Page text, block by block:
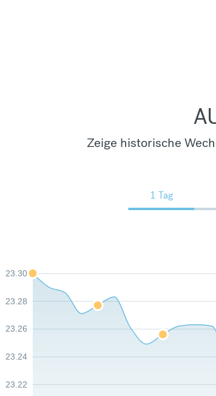
Zeige historische
1 Tag
23.22
23.24
23.26
23.28
23.30